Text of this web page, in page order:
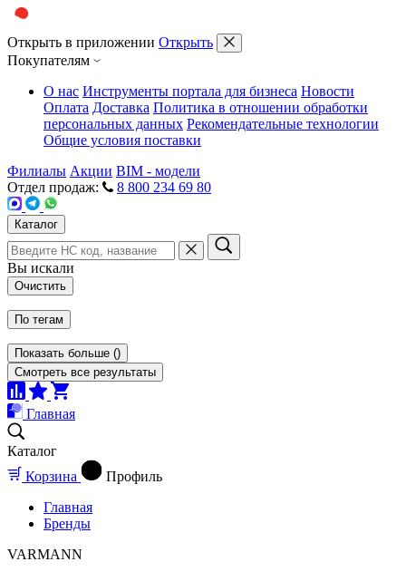
Открыть в приложении Открыть
Покупателям
О нас Инструменты портала для бизнеса Новости
Оплата Доставка Политика в отношении обработки
персональных данных Рекомендательные технологии
Общие условия поставки
Филиалы Акции BIM - модели
Отдел продаж:
8 800 234 69 80
Каталог
Вы искали
Очистить
По тегам
Показать больше ()
Смотреть все результаты
Главная
Каталог
Корзина
Профиль
Главная
Бренды
VARMANN